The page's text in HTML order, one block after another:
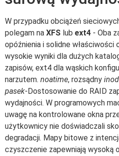
W przypadku obciążeń
polegam na XFS lub ext4 - Oba
opóźnienia i solidne właściwości
wysokie wyniki dla dużych
zapisów, ext4 dla wąskich
narzutem. noatime, rozsądny
pasek-Dostosowanie do RAID
wydajności. W programowych
uwagę na kontrolowane okna
użytkownicy nie doświadczali
degradacji. Mapy bitowe z
czyszczenie zapewniają wysoką